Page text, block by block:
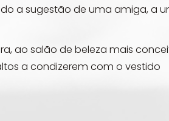
a sugestão de uma amiga, a
ao salão de beleza mais
a condizerem com o vestido